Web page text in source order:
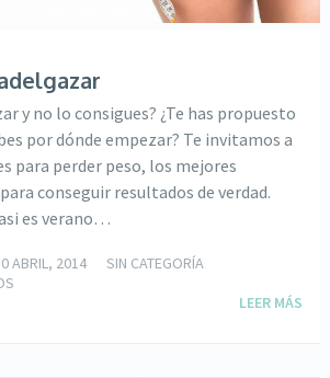
y no lo consigues? ¿Te has propuesto
por dónde empezar? Te invitamos a
para perder peso, los mejores
conseguir resultados de verdad.
es verano…
ABRIL, 2014
SIN CATEGORÍA
LEER MÁS